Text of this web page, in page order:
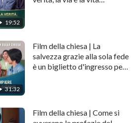
19:52
31:32
Film della chiesa | La
salvezza grazie alla sola fede
è un biglietto d'ingresso per
Film della chiesa | Come si